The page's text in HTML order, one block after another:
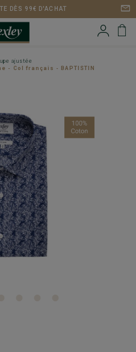
DÈS 99€ D'ACHAT
ajustée
- Col français - BAPTISTIN